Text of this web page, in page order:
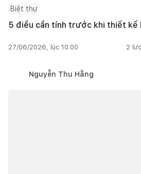
Biệt thự
5 điều cần tính trước khi thiết kế
27/06/2026, lúc 10:00 2
Nguyễn Thu Hằng